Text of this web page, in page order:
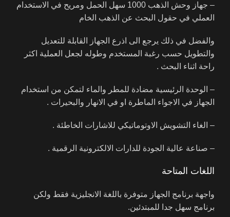
– جهاز وحش الذهب 1000 سهل الحمل ومريح في الاستخدام
العملي في حقول البحث عن الذهب الخام
والفضل في ذلك يرجع الى اذرع الجهاز القابلة للتعديل
والتطويل حسب رغبة المستخدم وطوله لجعل العملية اكثر
راحة اثناء البحث .
– الوحدة الرئيسية مضادة للمطر والماء لتمكن من استخدام
الجهاز في الاجواء الماطرة او في الانهار والبحيرات .
– الغاء التشويش الاوتوماتيكي للاشارات الخاطئة .
– صناعة عالية الجودة للدارات الالكترونية الرقمية .
اللغات المتاحة
واجهة برنامج الجهاز متوفرة باللغة الانجليزية فقط ولكن
برنامج سهل جدا للمبتدئين.